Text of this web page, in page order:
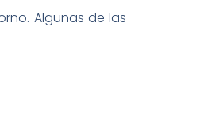
Algunas de las